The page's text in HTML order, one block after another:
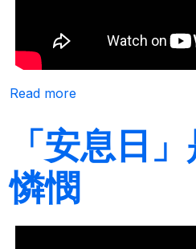
Read more
「安息日
憐憫